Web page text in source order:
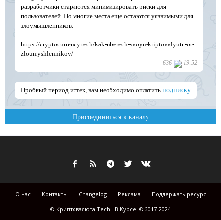
О нас Контакты Changelog Реклама
Поддержать ресурс
© Криптовалюта.Tech - В Курсе! © 2017-2024